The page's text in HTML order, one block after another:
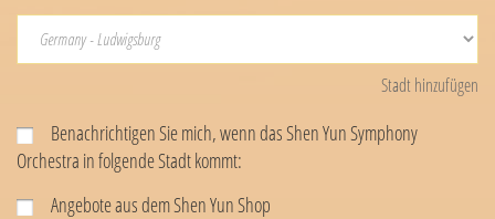
Stadt hinzufügen
Benachrichtigen Sie mich, wenn das Shen Yun Symphony
Orchestra in folgende Stadt kommt:
Angebote aus dem Shen Yun Shop